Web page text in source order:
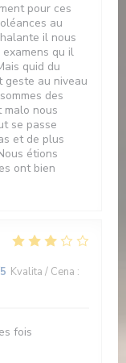
pour ces
au
il nous
qu il
quid du
geste au niveau
des
malo nous
se passe
et de plus
étions
ont bien
Kvalita / Cena :
fois